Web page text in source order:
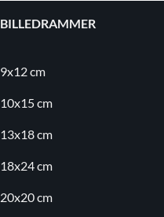
BILLEDRAMMER
9x12 cm
10x15 cm
13x18 cm
18x24 cm
20x20 cm